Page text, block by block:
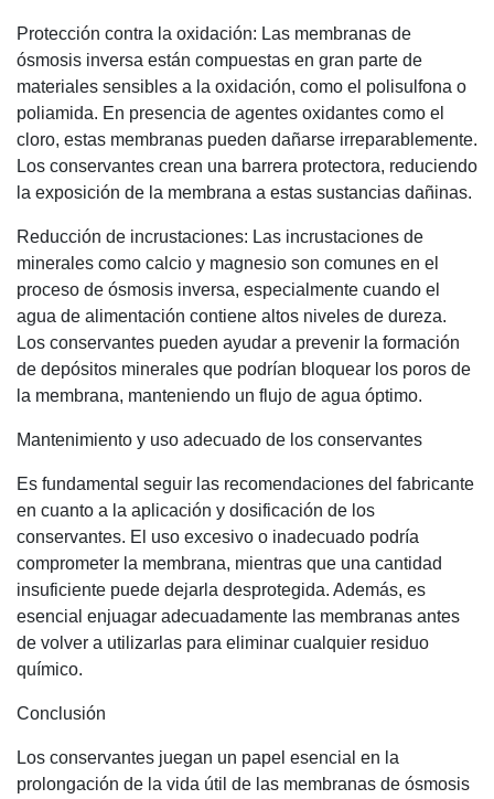
Protección contra la oxidación: Las membranas de
ósmosis inversa están compuestas en gran parte de
materiales sensibles a la oxidación, como el polisulfona o
poliamida. En presencia de agentes oxidantes como el
cloro, estas membranas pueden dañarse irreparablemente.
Los conservantes crean una barrera protectora, reduciendo
la exposición de la membrana a estas sustancias dañinas.
Reducción de incrustaciones: Las incrustaciones de
minerales como calcio y magnesio son comunes en el
proceso de ósmosis inversa, especialmente cuando el
agua de alimentación contiene altos niveles de dureza.
Los conservantes pueden ayudar a prevenir la formación
de depósitos minerales que podrían bloquear los poros de
la membrana, manteniendo un flujo de agua óptimo.
Mantenimiento y uso adecuado de los conservantes
Es fundamental seguir las recomendaciones del fabricante
en cuanto a la aplicación y dosificación de los
conservantes. El uso excesivo o inadecuado podría
comprometer la membrana, mientras que una cantidad
insuficiente puede dejarla desprotegida. Además, es
esencial enjuagar adecuadamente las membranas antes
de volver a utilizarlas para eliminar cualquier residuo
químico.
Conclusión
Los conservantes juegan un papel esencial en la
prolongación de la vida útil de las membranas de ósmosis